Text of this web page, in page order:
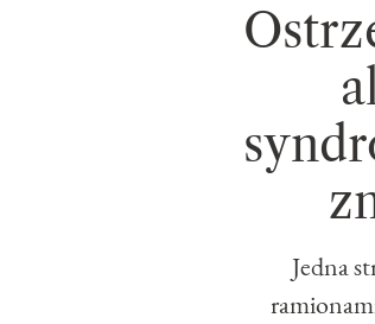
Jedna